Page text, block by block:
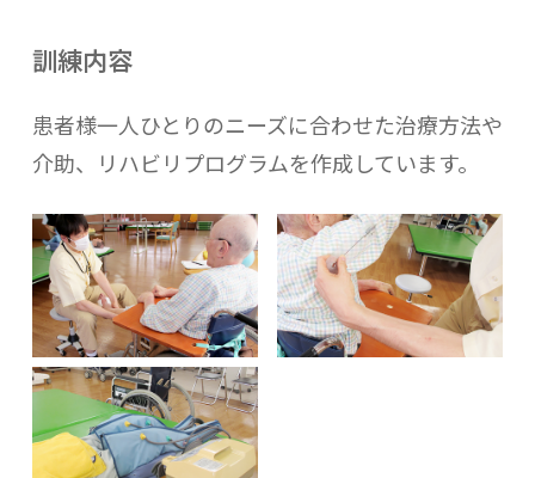
訓練内容
患者様一人ひとりのニーズに合わせた治療方法や
介助、リハビリプログラムを作成しています。